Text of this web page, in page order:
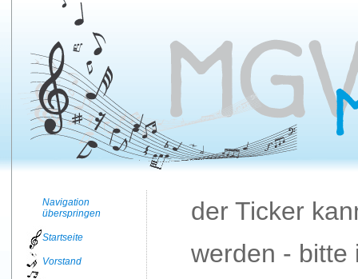
Navigation
überspringen
Startseite
Vorstand
der Ticker
werden - bitte